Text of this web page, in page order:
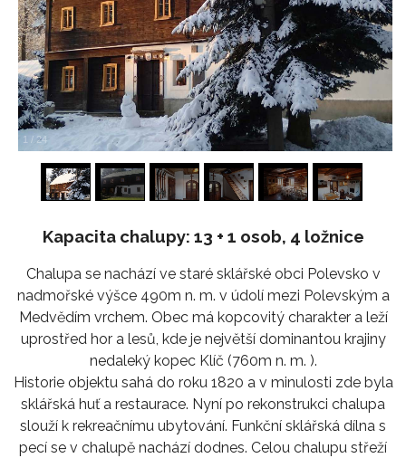
1 / 24
Kapacita chalupy: 13 + 1 osob, 4 ložnice
Chalupa se nachází ve staré sklářské obci Polevsko v
nadmořské výšce 490m n. m. v údolí mezi Polevským a
Medvědím vrchem. Obec má kopcovitý charakter a leží
uprostřed hor a lesů, kde je největší dominantou krajiny
nedaleký kopec Klíč (760m n. m. ).
Historie objektu sahá do roku 1820 a v minulosti zde byla
sklářská huť a restaurace. Nyní po rekonstrukci chalupa
slouží k rekreačnímu ubytování. Funkční sklářská dílna s
pecí se v chalupě nachází dodnes. Celou chalupu střeží